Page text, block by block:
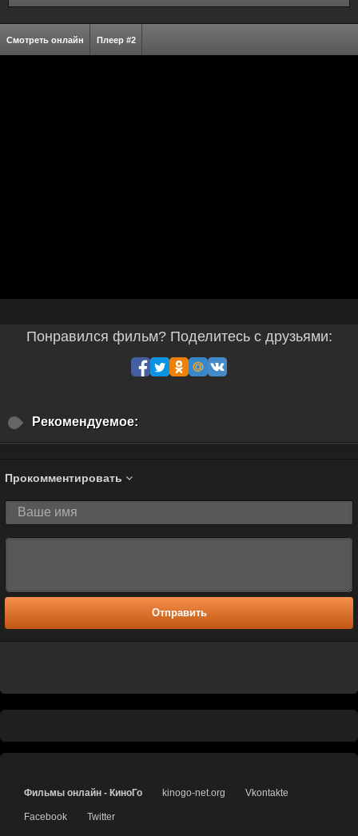
Смотреть онлайн Плеер #2
Понравился фильм? Поделитесь с друзьями:
Рекомендуемое:
Прокомментировать
Отправить
Фильмы онлайн - КиноГо kinogo-net.org Vkontakte
Facebook Twitter